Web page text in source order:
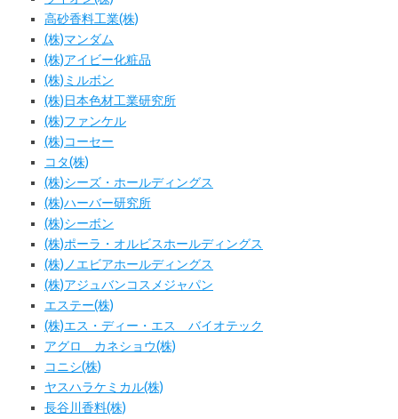
高砂香料工業(株)
(株)マンダム
(株)アイビー化粧品
(株)ミルボン
(株)日本色材工業研究所
(株)ファンケル
(株)コーセー
コタ(株)
(株)シーズ・ホールディングス
(株)ハーバー研究所
(株)シーボン
(株)ポーラ・オルビスホールディングス
(株)ノエビアホールディングス
(株)アジュバンコスメジャパン
エステー(株)
(株)エス・ディー・エス バイオテック
アグロ カネショウ(株)
コニシ(株)
ヤスハラケミカル(株)
長谷川香料(株)